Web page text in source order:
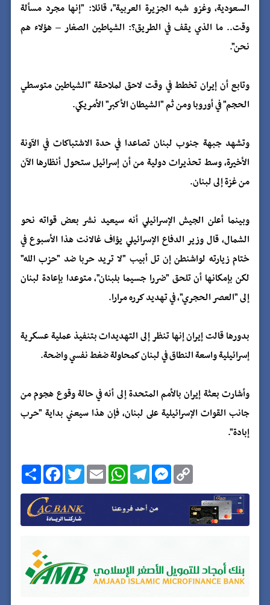
السعودية، وغزو شبه الجزيرة العربية"، قائلا: "إنها مجرد مسألة
وقت.. ما الذي يقف في الطريق؟: الشياطين الصغار – هؤلاء هم
نحن".
وتابع أن إيران تخطط في وقت لاحق لملاحقة "الشياطين متوسطي
الحجم" في أوروبا ومن ثم "الشيطان الأكبر" الأمريكي.
وتشهد جبهة جنوب لبنان تصاعدا في حدة الاشتباكات في الآونة
الأخيرة، وسط تحذيرات دولية من أن إسرائيل ستحول أنظارها الآن
من غزة إلى لبنان.
وبينما أعلن الجيش الإسرائيلي أنه سيعيد نشر بعض قواته نحو
الشمال، قال وزير الدفاع الإسرائيلي يؤاف غالانت هذا الأسبوع في
ختام زيارته لواشنطن إن تل أبيب "لا تريد حربا ضد "حزب الله"
لكن بإمكانها أن تلحق "ضررا جسيما بلبنان"، متوعدا بإعادة لبنان
إلى "العصر الحجري"، في تهديد كرره مرارا.
بدورها قالت إيران إنها تنظر إلى التهديدات بتنفيذ عملية عسكرية
إسرائيلية واسعة النطاق في لبنان كمحاولة ضغط نفسي واضحة.
وأشارت بعثة إيران بالأمم المتحدة إلى أنه في حالة وقوع هجوم من
جانب القوات الإسرائيلية على لبنان، فإن هذا سيعني بداية "حرب
إبادة".
ا
ن
ش
ر
F
a
c
e
b
o
o
T
w
i
t
t
e
r
E
m
a
i
W
h
a
t
s
A
p
T
e
l
e
g
a
M
e
s
s
g
C
o
p
y
L
i
n